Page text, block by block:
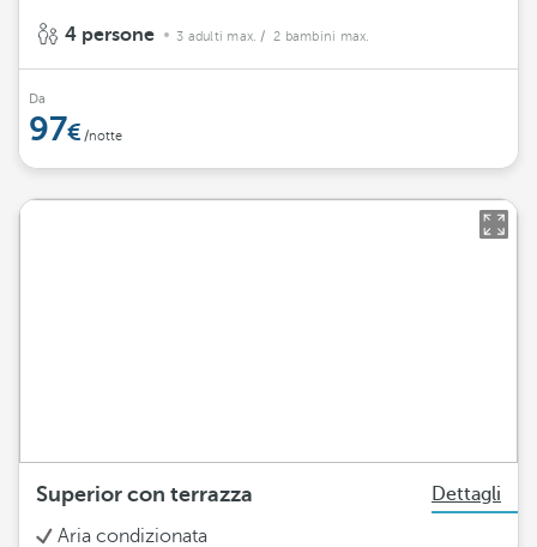
4 persone 3 adulti max. / 2 bambini max.
Da
97 /notte
Superior con terrazza
Dettagli
Aria condizionata